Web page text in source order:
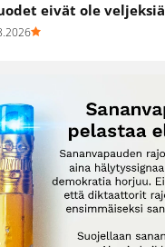
eivät ole veljeksiä